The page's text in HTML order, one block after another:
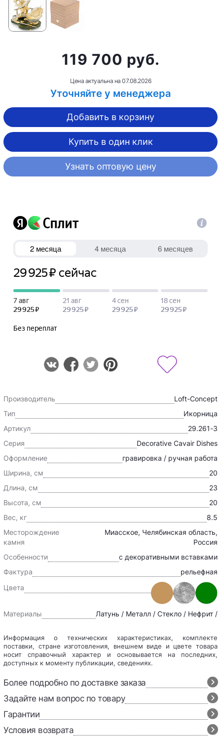
119 700 руб.
Цена актуальна на 07.08.2026
Уточняйте у менеджера
Добавить в корзину
Купить в один клик
Узнать оптовую цену
Производитель
Loft-Concept
Тип
Икорница
Артикул
29.261-3
Серия
Decorative Cavair Dishes
Оформление
гравировка / ручная работа
Ширина, см
20
Длина, см
23
Высота, см
20
Вес, кг
8.5
Месторождение
камня
Миасское, Челябинская область,
Россия
Особенности
с декоративными вставками
Фактура
рельефная
Цвета
Материалы Латунь / Металл / Стекло / Нефрит /
Информация о технических характеристиках, комплекте
поставки, стране изготовления, внешнем виде и цвете товара
носит справочный характер и основывается на последних,
доступных к моменту публикации, сведениях.
Более подробно по доставке заказа
Задайте нам вопрос по товару
Гарантии
Условия возврата